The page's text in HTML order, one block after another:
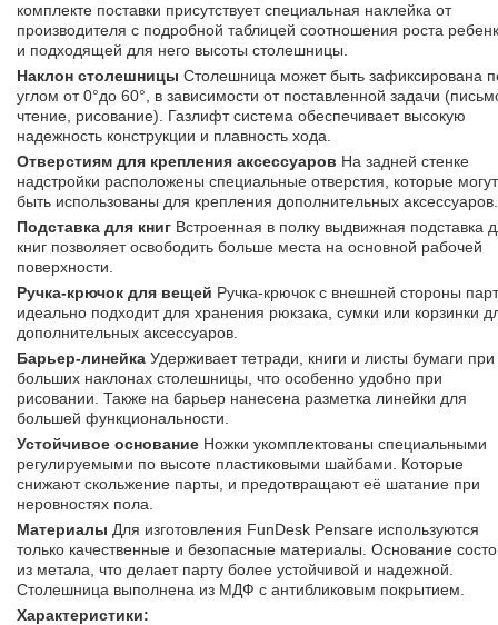
комплекте поставки присутствует специальная наклейка от
производителя с подробной таблицей соотношения роста
и подходящей для него высоты столешницы.
Наклон столешницы Столешница может быть зафиксирована
углом от 0°до 60°, в зависимости от поставленной задачи
чтение, рисование). Газлифт система обеспечивает высокую
надежность конструкции и плавность хода.
Отверстиям для крепления аксессуаров На задней стенке
надстройки расположены специальные отверстия, которые могут
быть использованы для крепления дополнительных аксессуаров.
Подставка для книг Встроенная в полку выдвижная подставка
книг позволяет освободить больше места на основной рабочей
поверхности.
Ручка-крючок для вещей Ручка-крючок с внешней стороны
идеально подходит для хранения рюкзака, сумки или корзинки
дополнительных аксессуаров.
Барьер-линейка Удерживает тетради, книги и листы бумаги при
больших наклонах столешницы, что особенно удобно при
рисовании. Также на барьер нанесена разметка линейки для
большей функциональности.
Устойчивое основание Ножки укомплектованы специальными
регулируемыми по высоте пластиковыми шайбами. Которые
снижают скольжение парты, и предотвращают её шатание при
неровностях пола.
Материалы Для изготовления FunDesk Pensare используются
только качественные и безопасные материалы. Основание
из метала, что делает парту более устойчивой и надежной.
Столешница выполнена из МДФ с антибликовым покрытием.
Характеристики: